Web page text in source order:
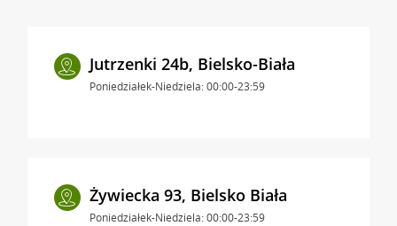
Jutrzenki 24b, Bielsko-Biała
Poniedziałek-Niedziela: 00:00-23:59
Żywiecka 93, Bielsko Biała
Poniedziałek-Niedziela: 00:00-23:59